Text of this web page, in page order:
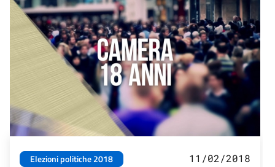
Elezioni politiche 2018 11/02/2018